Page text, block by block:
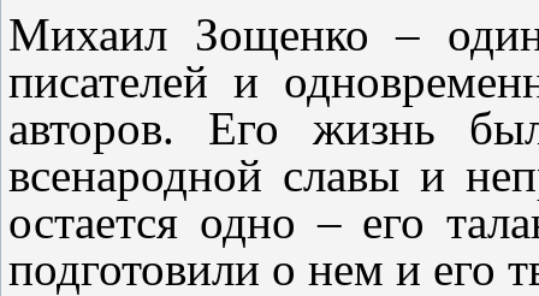
Михаил Зощенко –
писателей и
авторов. Его жизнь
всенародной славы и
остается одно – его
подготовили о нем и его